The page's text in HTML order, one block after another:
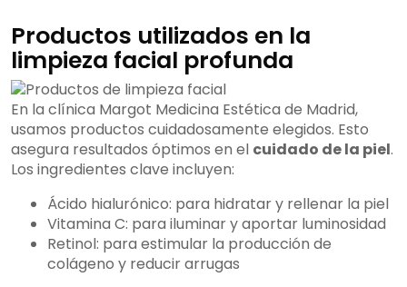
Productos utilizados en la
limpieza facial profunda
En la clínica Margot Medicina Estética de Madrid,
usamos productos cuidadosamente elegidos. Esto
asegura resultados óptimos en el cuidado de la piel.
Los ingredientes clave incluyen:
Ácido hialurónico: para hidratar y rellenar la piel
Vitamina C: para iluminar y aportar luminosidad
Retinol: para estimular la producción de
colágeno y reducir arrugas